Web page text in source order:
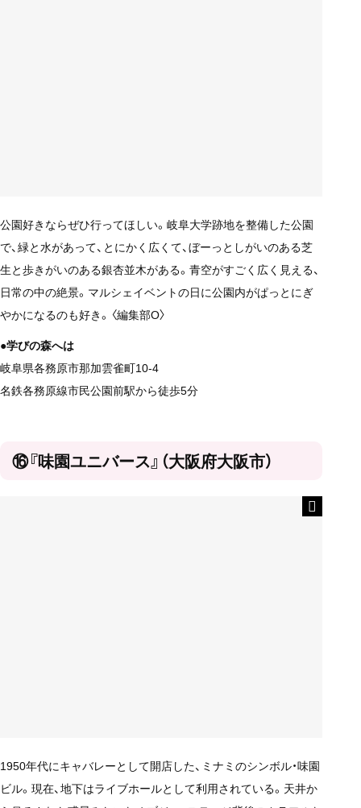
公園好きならぜひ行ってほしい。岐阜大学跡地を整備した公園
で、緑と水があって、とにかく広くて、ぼーっとしがいのある芝
生と歩きがいのある銀杏並木がある。青空がすごく広く見える、
日常の中の絶景。マルシェイベントの日に公園内がぱっとにぎ
やかになるのも好き。〈編集部O〉
●学びの森へは
岐阜県各務原市那加雲雀町10-4
名鉄各務原線市民公園前駅から徒歩5分
⑯『味園ユニバース』（大阪府大阪市）
1950年代にキャバレーとして開店した、ミナミのシンボル・味園
ビル。現在、地下はライブホールとして利用されている。天井か